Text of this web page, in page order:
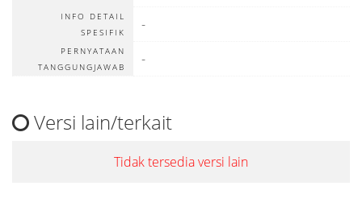
INFO DETAIL
SPESIFIK
-
PERNYATAAN
TANGGUNGJAWAB
-
Versi lain/terkait
Tidak tersedia versi lain